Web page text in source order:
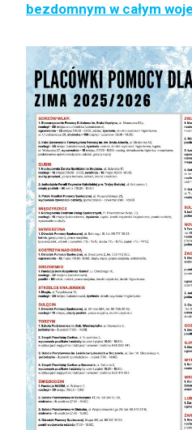
bezdomnym w całym